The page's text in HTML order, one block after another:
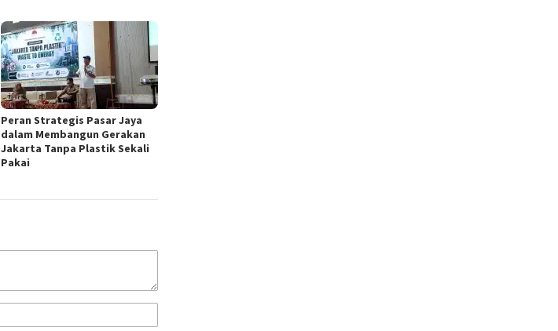
Peran Strategis Pasar Jaya
dalam Membangun Gerakan
Jakarta Tanpa Plastik Sekali
Pakai